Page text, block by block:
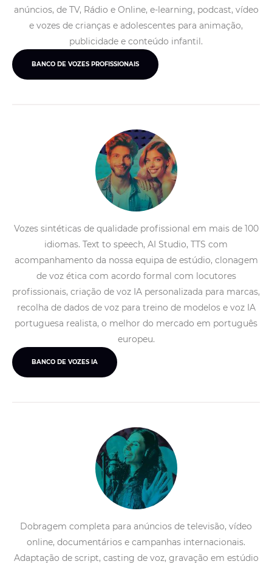
anúncios, de TV, Rádio e Online, e-learning, podcast, vídeo
e vozes de crianças e adolescentes para animação,
publicidade e conteúdo infantil.
BANCO DE VOZES PROFISSIONAIS
Vozes sintéticas de qualidade profissional em mais de 100
idiomas. Text to speech, AI Studio, TTS com
acompanhamento da nossa equipa de estúdio, clonagem
de voz ética com acordo formal com locutores
profissionais, criação de voz IA personalizada para marcas,
recolha de dados de voz para treino de modelos e voz IA
portuguesa realista, o melhor do mercado em português
europeu.
BANCO DE VOZES IA
Dobragem completa para anúncios de televisão, vídeo
online, documentários e campanhas internacionais.
Adaptação de script, casting de voz, gravação em estúdio